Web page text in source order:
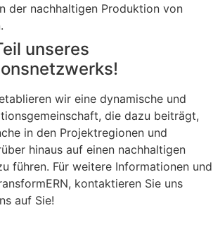
der nachhaltigen Produktion von
unseres
wir eine dynamische und
die dazu beiträgt,
in den Projektregionen und
hinaus auf einen nachhaltigen
führen. Für weitere Informationen und
kontaktieren Sie uns
auf Sie!